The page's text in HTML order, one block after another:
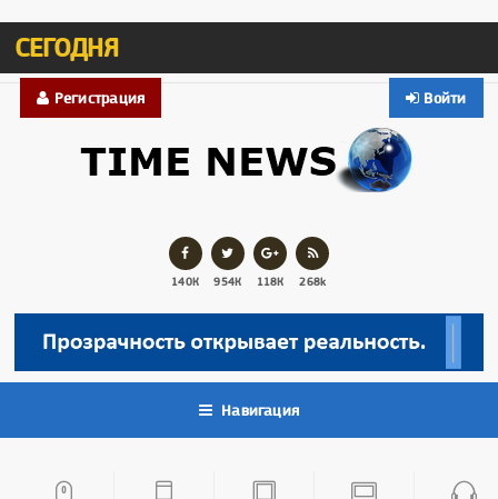
СЕГОДНЯ
Войти
Регистрация
140К 954К 118К 268k
Навигация